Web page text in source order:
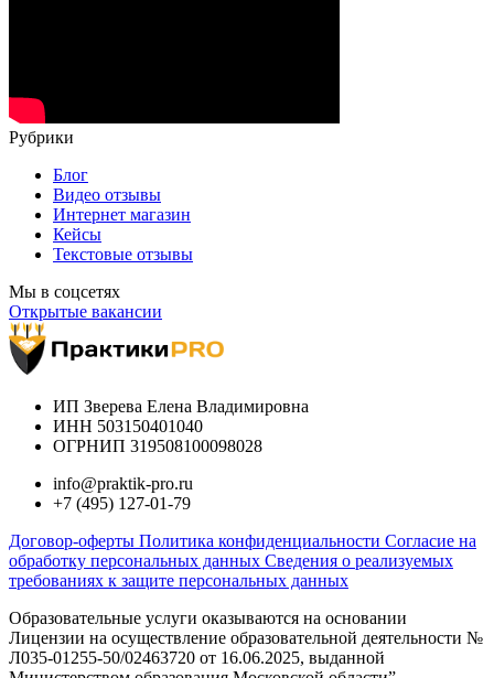
Рубрики
Блог
Видео отзывы
Интернет магазин
Кейсы
Текстовые отзывы
Мы в соцсетях
Открытые вакансии
ИП Зверева Елена Владимировна
ИНН 503150401040
ОГРНИП 319508100098028
info@praktik-pro.ru
+7 (495) 127-01-79
Договор-оферты Политика конфиденциальности Согласие на
обработку персональных данных Сведения о реализуемых
требованиях к защите персональных данных
Образовательные услуги оказываются на основании
Лицензии на осуществление образовательной деятельности №
Л035-01255-50/02463720 от 16.06.2025, выданной